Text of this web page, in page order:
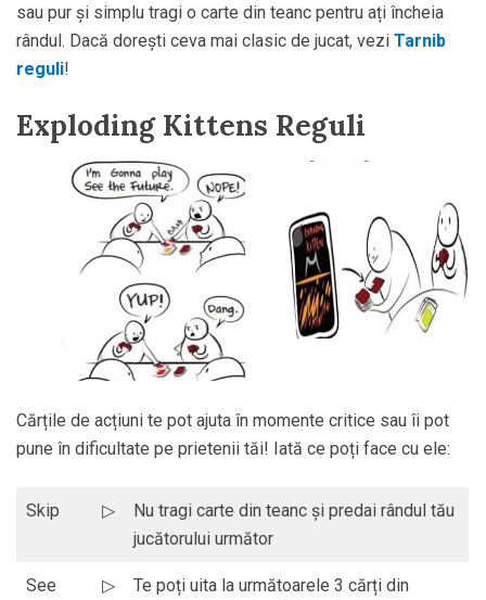
sau pur și simplu tragi o carte din teanc pentru ați încheia
rândul. Dacă dorești ceva mai clasic de jucat, vezi Tarnib
reguli!
Exploding Kittens Reguli
Cărțile de acțiuni te pot ajuta în momente critice sau îi pot
pune în dificultate pe prietenii tăi! Iată ce poți face cu ele:
Skip ▷
Nu tragi carte din teanc și predai rândul tău
jucătorului următor
See
▷
Te poți uita la următoarele 3 cărți din